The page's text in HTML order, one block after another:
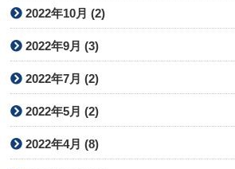
2022年10月 (2)
2022年9月 (3)
2022年7月 (2)
2022年5月 (2)
2022年4月 (8)